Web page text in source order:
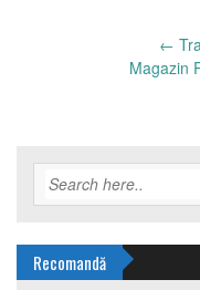
←
Magazin
Recomandă